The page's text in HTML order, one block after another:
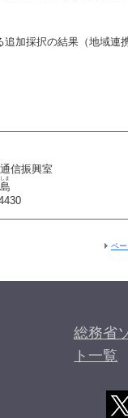
追加採択の結果（地域連
信振興室
ま
ペ
総務省
ト一覧